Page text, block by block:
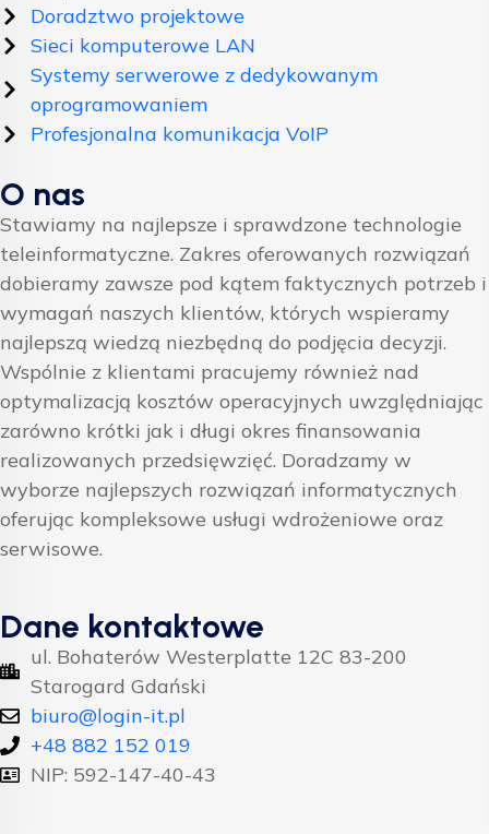
Doradztwo projektowe
Sieci komputerowe LAN
Systemy serwerowe z dedykowanym
oprogramowaniem
Profesjonalna komunikacja VoIP
O nas
Stawiamy na najlepsze i sprawdzone technologie
teleinformatyczne. Zakres oferowanych rozwiązań
dobieramy zawsze pod kątem faktycznych potrzeb i
wymagań naszych klientów, których wspieramy
najlepszą wiedzą niezbędną do podjęcia decyzji.
Wspólnie z klientami pracujemy również nad
optymalizacją kosztów operacyjnych uwzględniając
zarówno krótki jak i długi okres finansowania
realizowanych przedsięwzięć. Doradzamy w
wyborze najlepszych rozwiązań informatycznych
oferując kompleksowe usługi wdrożeniowe oraz
serwisowe.
Dane kontaktowe
ul. Bohaterów Westerplatte 12C 83-200
Starogard Gdański
biuro@login-it.pl
+48 882 152 019
NIP: 592-147-40-43